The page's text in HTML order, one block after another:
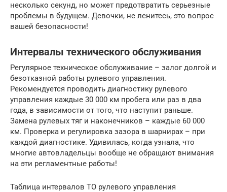
несколько секунд, но может предотвратить серьезные
проблемы в будущем. Девочки, не ленитесь, это вопрос
вашей безопасности!
Интервалы технического обслуживания
Регулярное техническое обслуживание – залог долгой и
безотказной работы рулевого управления.
Рекомендуется проводить диагностику рулевого
управления каждые 30 000 км пробега или раз в два
года, в зависимости от того, что наступит раньше.
Замена рулевых тяг и наконечников – каждые 60 000
км. Проверка и регулировка зазора в шарнирах – при
каждой диагностике. Удивилась, когда узнала, что
многие автовладельцы вообще не обращают внимания
на эти регламентные работы!
Таблица интервалов ТО рулевого управления